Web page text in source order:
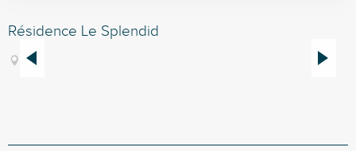
Résidence Le Splendid
Vichy